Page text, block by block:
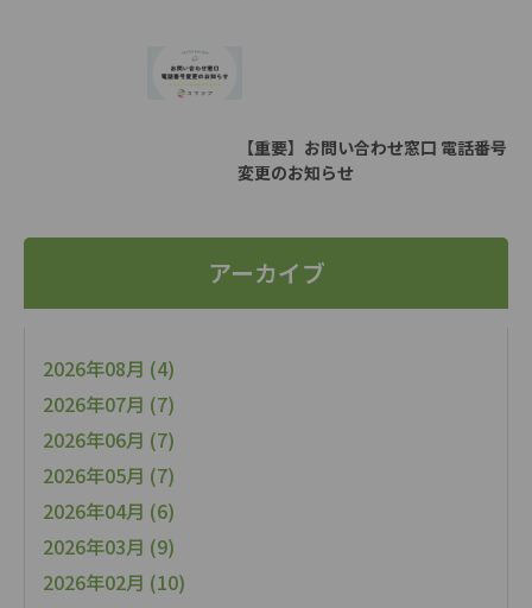
【重要】お問い合わせ窓口 電話番号
変更のお知らせ
アーカイブ
2026年08月 (4)
2026年07月 (7)
2026年06月 (7)
2026年05月 (7)
2026年04月 (6)
2026年03月 (9)
2026年02月 (10)